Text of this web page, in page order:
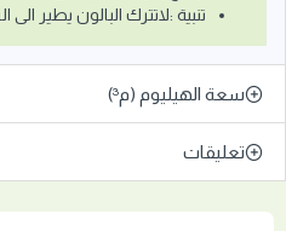
تنبية :لاتترك البالون يطير الى
سعة الهيليوم (م³)
تعليقات